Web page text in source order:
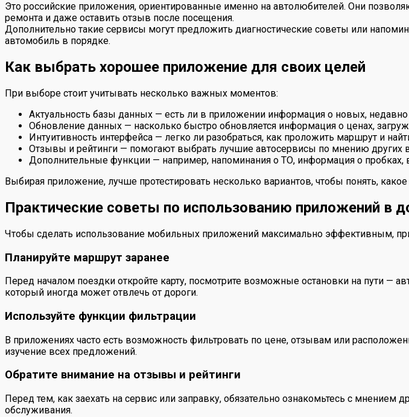
Это российские приложения, ориентированные именно на автолюбителей. Они
ремонта и даже оставить отзыв после посещения.
Дополнительно такие сервисы могут предложить диагностические советы или
автомобиль в порядке.
Как выбрать хорошее приложение для своих целей
При выборе стоит учитывать несколько важных моментов:
Актуальность базы данных — есть ли в приложении информация о новых, недавно
Обновление данных — насколько быстро обновляется информация о ценах,
Интуитивность интерфейса — легко ли разобраться, как проложить маршрут и
Отзывы и рейтинги — помогают выбрать лучшие автосервисы по мнению других
Дополнительные функции — например, напоминания о ТО, информация о пробках,
Выбирая приложение, лучше протестировать несколько вариантов, чтобы понять,
Практические советы по использованию приложений в
Чтобы сделать использование мобильных приложений максимально эффективным,
Планируйте маршрут заранее
Перед началом поездки откройте карту, посмотрите возможные остановки на пути —
который иногда может отвлечь от дороги.
Используйте функции фильтрации
В приложениях часто есть возможность фильтровать по цене, отзывам или
изучение всех предложений.
Обратите внимание на отзывы и рейтинги
Перед тем, как заехать на сервис или заправку, обязательно ознакомьтесь с мнением
обслуживания.